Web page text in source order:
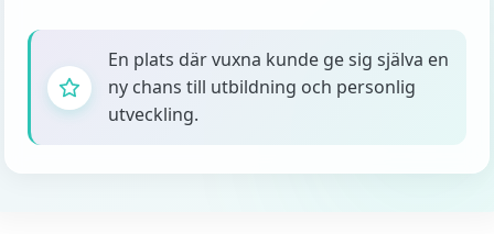
En plats där vuxna kunde ge sig själva en
ny chans till utbildning och personlig
utveckling.